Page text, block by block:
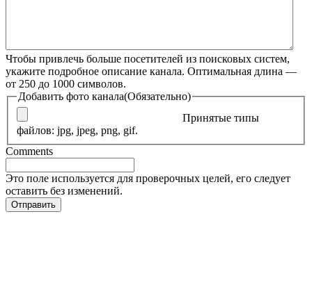
Чтобы привлечь больше посетителей из поисковых систем,
укажите подробное описание канала. Оптимальная длина —
от 250 до 1000 символов.
Добавить фото канала(Обязательно)
Принятые типы
файлов: jpg, jpeg, png, gif.
Comments
Это поле используется для проверочных целей, его следует
оставить без изменений.